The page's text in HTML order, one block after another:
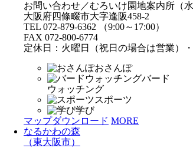
お問い合わせ／むろいけ園地案内所（
大阪府四條畷市大字逢阪458-2
TEL 072-879-6362 （9:00～17:00）
FAX 072-800-6774
定休日：火曜日（祝日の場合は営業）
おさんぽ
バード
ウォッチング
スポーツ
学び
マップダウンロード MORE
なるかわの森
（東大阪市）